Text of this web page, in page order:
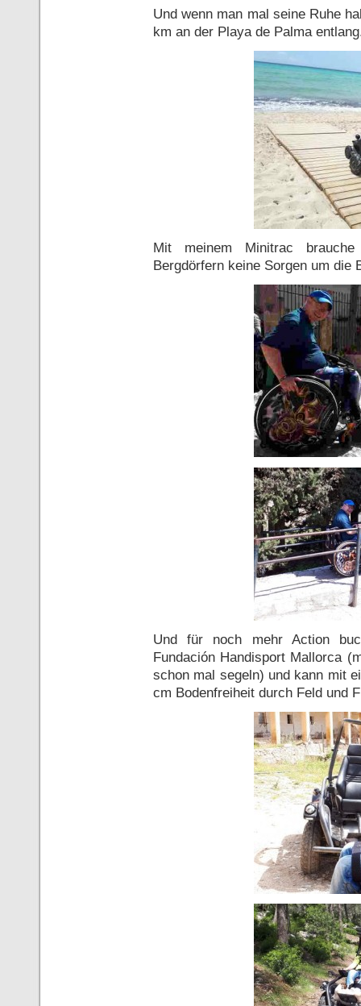
Und wenn man mal seine Ruhe
km an der Playa de Palma
Mit meinem Minitrac
Bergdörfern keine Sorgen um die
Und für noch mehr Action
Fundación Handisport Mallorca
schon mal segeln) und kann mit
cm Bodenfreiheit durch Feld und